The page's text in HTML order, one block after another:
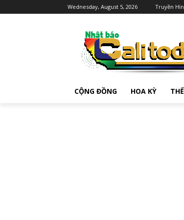
Wednesday, August 5, 2026 Truyền
CỘNG ĐỒNG HOA KỲ